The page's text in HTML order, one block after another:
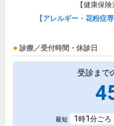
【健康保険
【アレルギー・花粉症
診療／受付時間・休診日
受診まで
最短 1時1分ごろ